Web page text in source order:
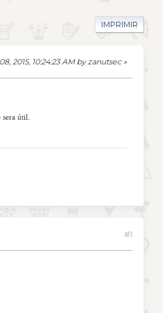
IMPRIMIR
2015, 10:24:23 AM by zanutsec
útil.
#1